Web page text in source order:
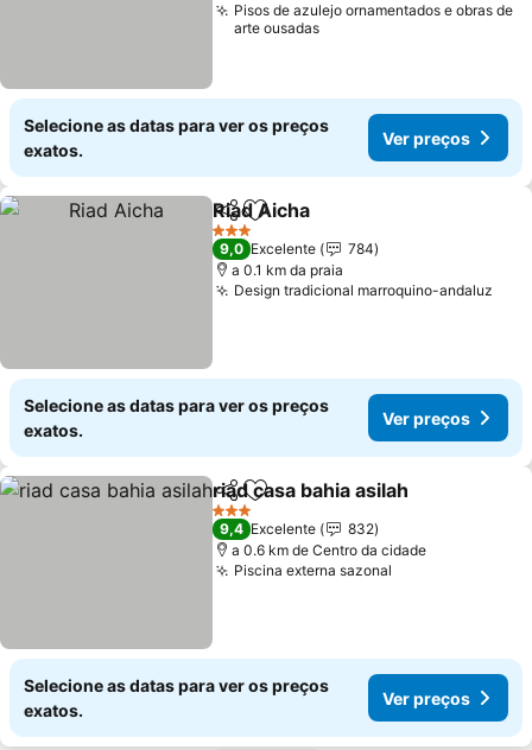
Pisos de azulejo ornamentados e obras de
arte ousadas
Selecione as datas para ver os preços
exatos.
Ver preços
PartilharAdicionar aos favoritos
Riad Aicha
3 Estrelas
9,0 Excelente
784
a 0.1 km da praia
Design tradicional marroquino-andaluz
Selecione as datas para ver os preços
exatos.
Ver preços
PartilharAdicionar aos favoritos
riad casa bahia asilah
3 Estrelas
9,4 Excelente
832
a 0.6 km de Centro da cidade
Piscina externa sazonal
Selecione as datas para ver os preços
exatos.
Ver preços